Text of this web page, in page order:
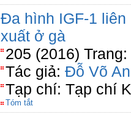
Đa hình IGF-1
xuất ở gà
205 (2016) Trang:
Tác giả: Đỗ Võ
Tạp chí: Tạp chí
Tóm tắt